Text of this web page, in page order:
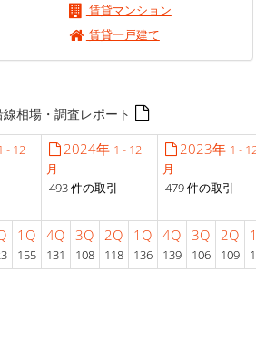
賃貸マンション
賃貸一戸建て
線相場・調査レポート
- 12
2024年 1 - 12
月
493 件の取引
2023年 1 -
月
479 件の取引
1Q
155
4Q
131
3Q
108
2Q
118
1Q
136
4Q
139
3Q
106
2Q
109